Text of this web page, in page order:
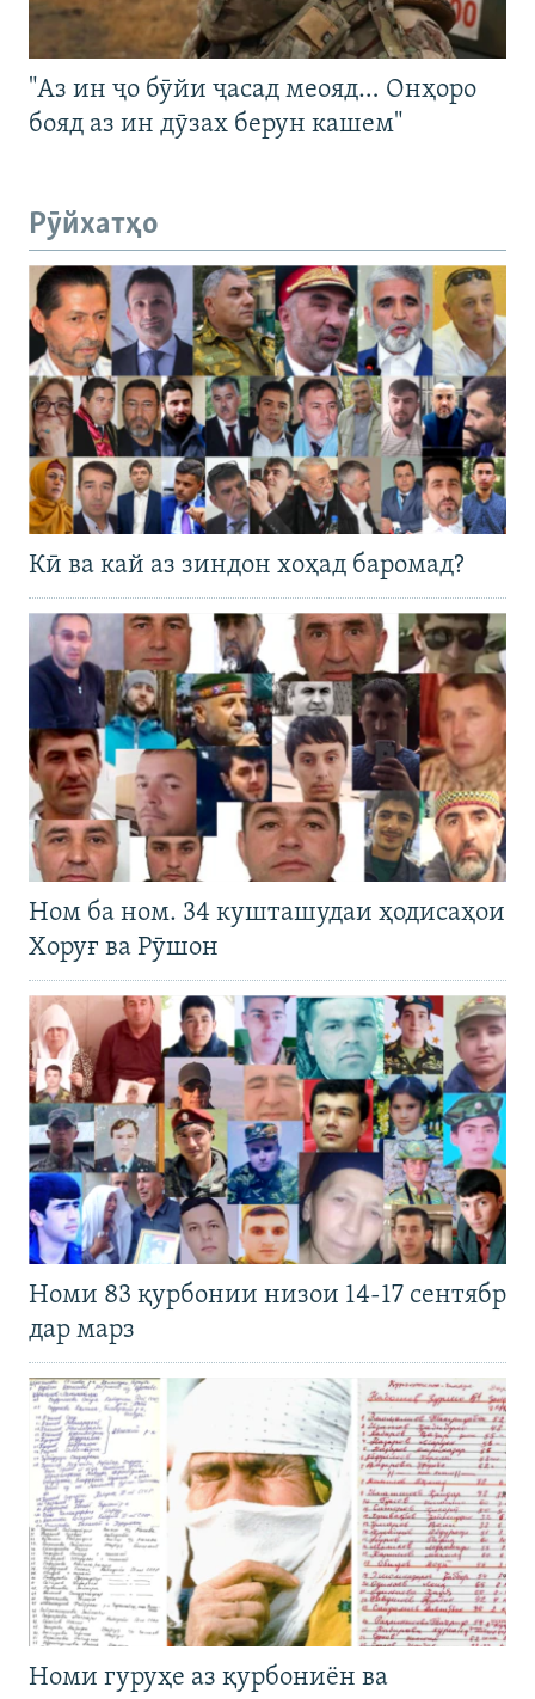
"Аз ин ҷо бӯйи ҷасад меояд… Онҳоро
бояд аз ин дӯзах берун кашем"
Рӯйхатҳо
Кӣ ва кай аз зиндон хоҳад баромад?
Ном ба ном. 34 кушташудаи ҳодисаҳои
Хоруғ ва Рӯшон
Номи 83 қурбонии низои 14-17 сентябр
дар марз
Номи гуруҳе аз қурбониён ва